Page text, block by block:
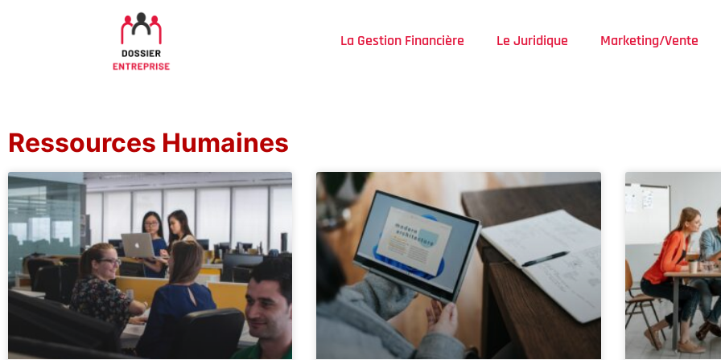
La Gestion Financière Le Juridique Marketing/Vente
Ressources Humaines